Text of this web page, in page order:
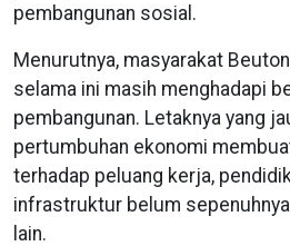
pembangunan sosial.
Menurutnya, masyarakat
selama ini masih menghadapi
pembangunan. Letaknya yang
pertumbuhan ekonomi
terhadap peluang kerja,
infrastruktur belum
lain.